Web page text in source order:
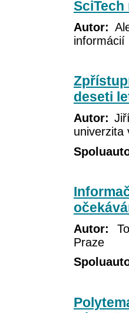
Autor:
informácií
deseti
Autor:
univerzita
Autor:
Praze